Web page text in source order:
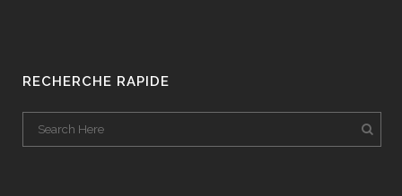
RECHERCHE RAPIDE